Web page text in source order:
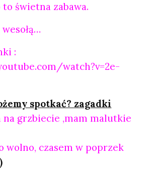
to świetna zabawa.
:
watch?v=2e-
spotkać? zagadki
na grzbiecie ,mam malutkie
wolno, czasem w poprzek